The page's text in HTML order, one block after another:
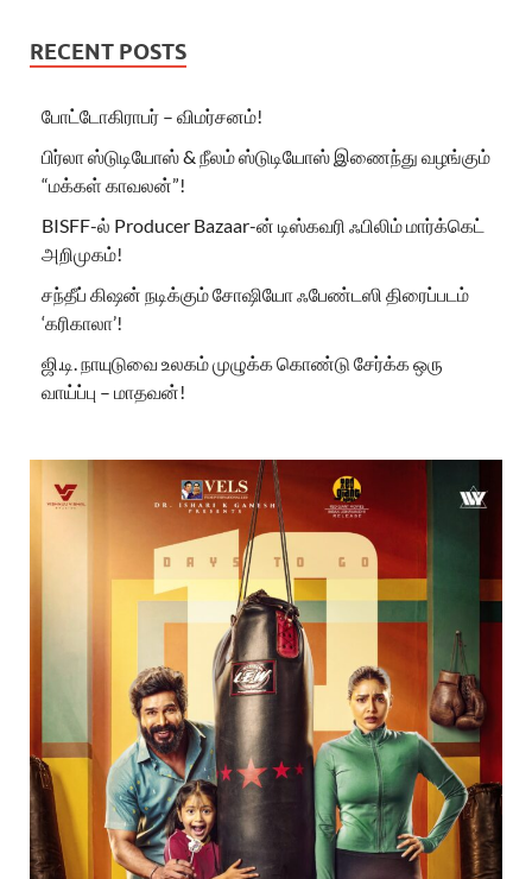
RECENT POSTS
போட்டோகிராபர் – விமர்சனம்!
பிர்லா ஸ்டுடியோஸ் & நீலம் ஸ்டுடியோஸ் இணைந்து வழங்கும்
“மக்கள் காவலன்”!
BISFF-ல் Producer Bazaar-ன் டிஸ்கவரி ஃபிலிம் மார்க்கெட்
அறிமுகம்!
சந்தீப் கிஷன் நடிக்கும் சோஷியோ ஃபேண்டஸி திரைப்படம்
‘கரிகாலா’!
ஜி.டி. நாயுடுவை உலகம் முழுக்க கொண்டு சேர்க்க ஒரு
வாய்ப்பு – மாதவன்!